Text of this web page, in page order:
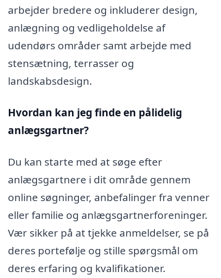
arbejder bredere og inkluderer design,
anlægning og vedligeholdelse af
udendørs områder samt arbejde med
stensætning, terrasser og
landskabsdesign.
Hvordan kan jeg finde en pålidelig
anlægsgartner?
Du kan starte med at søge efter
anlægsgartnere i dit område gennem
online søgninger, anbefalinger fra venner
eller familie og anlægsgartnerforeninger.
Vær sikker på at tjekke anmeldelser, se på
deres portefølje og stille spørgsmål om
deres erfaring og kvalifikationer.